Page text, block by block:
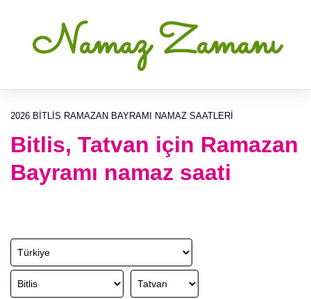
Namaz Zamanı
2026 BITLIS RAMAZAN BAYRAMI NAMAZ SAATLERI
Bitlis, Tatvan için Ramazan
Bayramı namaz saati